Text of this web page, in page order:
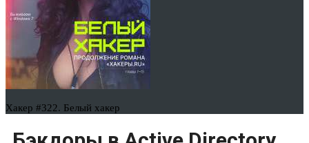
Хакер #322. Белый хакер